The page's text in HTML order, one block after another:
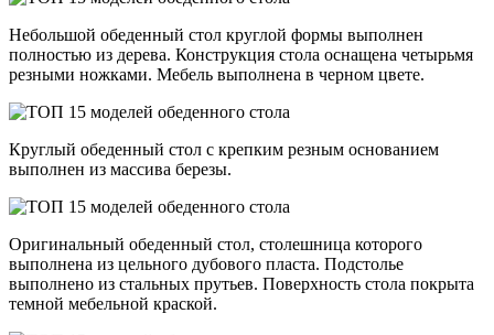
Небольшой обеденный стол круглой формы выполнен
полностью из дерева. Конструкция стола оснащена четырьмя
резными ножками. Мебель выполнена в черном цвете.
Круглый обеденный стол с крепким резным основанием
выполнен из массива березы.
Оригинальный обеденный стол, столешница которого
выполнена из цельного дубового пласта. Подстолье
выполнено из стальных прутьев. Поверхность стола покрыта
темной мебельной краской.